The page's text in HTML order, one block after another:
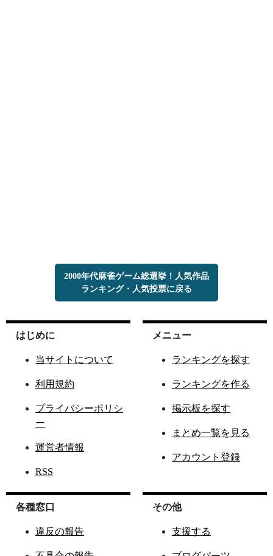
2000年代麻雀ゲーム総選挙！人気作品
ランキング・人気投票に戻る
はじめに
当サイトについて
利用規約
プライバシーポリシ
ー
運営者情報
RSS
メニュー
ランキングを探す
ランキングを作る
掲示板を探す
まとめ一覧を見る
アカウント登録
各種窓口
違反の報告
その他
支援する